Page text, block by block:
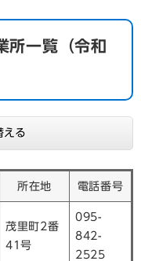
所一覧（令和
える
所在地 電話番号
茂里町2番
41号
095-
842-
2525